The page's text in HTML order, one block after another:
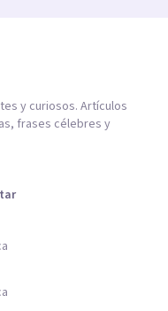
y curiosos. Artículos
frases célebres y